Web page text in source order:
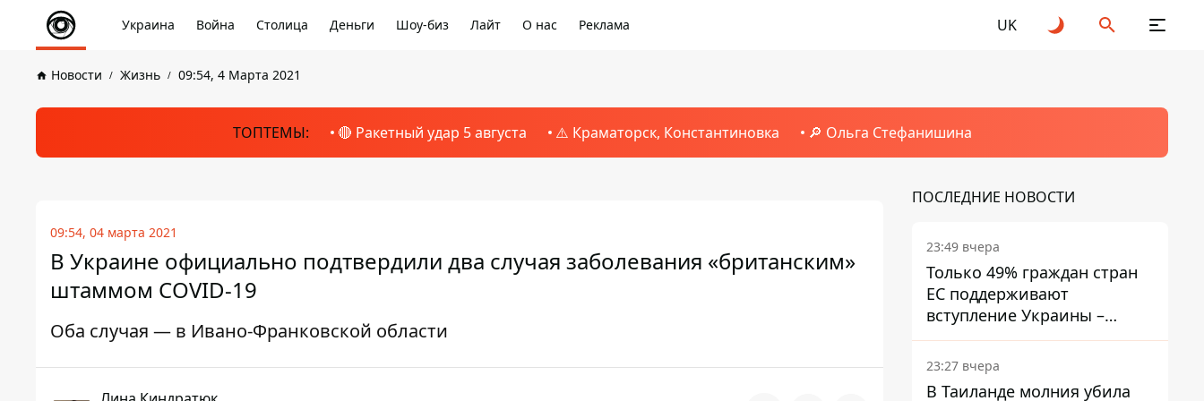
Украина Война Столица Деньги Шоу-биз Лайт О нас Реклама UK
Новости Жизнь 09:54, 4 Марта 2021
ТОПТЕМЫ: 🔴 Ракетный удар 5 августа ⚠️ Краматорск, Константиновка 🔎 Ольга Стефанишина
09:54, 04 марта 2021
В Украине официально подтвердили два случая заболевания «британским»
штаммом COVID-19
Оба случая — в Ивано-Франковской области
ПОСЛЕДНИЕ НОВОСТИ
23:49 вчера
Только 49% граждан стран
ЕС поддерживают
вступление Украины –
результаты опроса
23:27 вчера
В Таиланде молния убила